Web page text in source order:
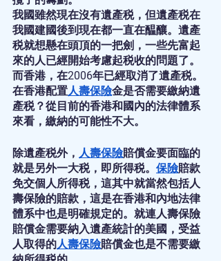
我國雖然現在沒有遺產税，但遺產税在
我國建國後到現在都一直在醖釀。遺產
税就想懸在頭頂的一把劍，一些先富起
來的人已經開始考慮起税收的問題了。
而香港，在2006年已經取消了遺產税。
在香港配置人壽保險金是否需要繳納遺
產税？從目前的香港和國內的法律體系
來看，繳納的可能性不大。
除遺產税外， 人壽保險賠償金要面臨的
就是另外一大税，即所得税。 保險賠款
免交個人所得税，這其中就當然包括人
壽保險的賠款，這是在香港和內地法律
體系中也是明確規定的。就連人壽保險
賠償金需要納入遺產統計的美國，受益
人取得的人壽保險賠償金也是不需要繳